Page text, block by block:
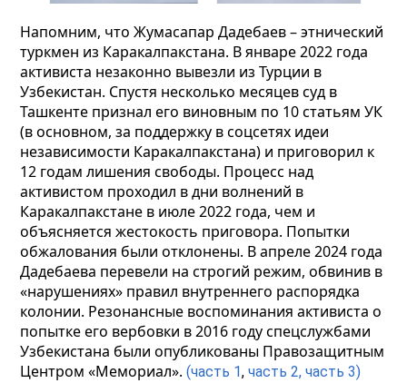
Напомним, что Жумасапар Дадебаев – этнический
туркмен из Каракалпакстана. В январе 2022 года
активиста незаконно вывезли из Турции в
Узбекистан. Спустя несколько месяцев суд в
Ташкенте признал его виновным по 10 статьям УК
(в основном, за поддержку в соцсетях идеи
независимости Каракалпакстана) и приговорил к
12 годам лишения свободы. Процесс над
активистом проходил в дни волнений в
Каракалпакстане в июле 2022 года, чем и
объясняется жестокость приговора. Попытки
обжалования были отклонены. В апреле 2024 года
Дадебаева перевели на строгий режим, обвинив в
«нарушениях» правил внутреннего распорядка
колонии. Резонансные воспоминания активиста о
попытке его вербовки в 2016 году спецслужбами
Узбекистана были опубликованы Правозащитным
Центром «Мемориал». (часть 1,часть 2, часть 3)